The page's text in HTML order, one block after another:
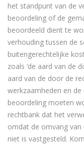
het standpunt van de
beoordeling of de
beoordeeld dient te
verhouding tussen de
buitengerechtelijke
zoals ‘de aard van de
aard van de door de
werkzaamheden en de
beoordeling moeten
rechtbank dat het
omdat de omvang
niet is vastgesteld.